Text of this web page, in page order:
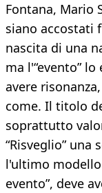
Fontana, Mario
siano accostati
nascita di una
ma l'“evento”
avere
come. Il titolo
soprattutto
“Risveglio” una
l'ultimo modello
evento”, deve